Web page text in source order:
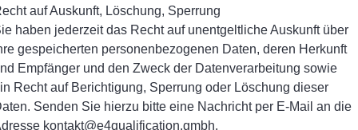
auf Auskunft, Löschung, Sperrung
haben jederzeit das Recht auf unentgeltliche Auskunft über
gespeicherten personenbezogenen Daten, deren Herkunft
Empfänger und den Zweck der Datenverarbeitung sowie
Recht auf Berichtigung, Sperrung oder Löschung dieser
Senden Sie hierzu bitte eine Nachricht per E-Mail an die
kontakt@e4qualification.gmbh.